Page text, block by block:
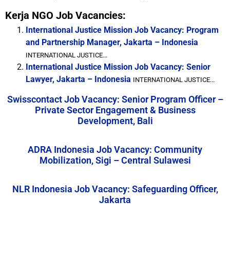
Kerja NGO Job Vacancies:
International Justice Mission Job Vacancy: Program
and Partnership Manager, Jakarta – Indonesia
INTERNATIONAL JUSTICE...
International Justice Mission Job Vacancy: Senior
Lawyer, Jakarta – Indonesia INTERNATIONAL JUSTICE...
Swisscontact Job Vacancy: Senior Program Officer –
Private Sector Engagement & Business
Development, Bali
ADRA Indonesia Job Vacancy: Community
Mobilization, Sigi – Central Sulawesi
NLR Indonesia Job Vacancy: Safeguarding Officer,
Jakarta